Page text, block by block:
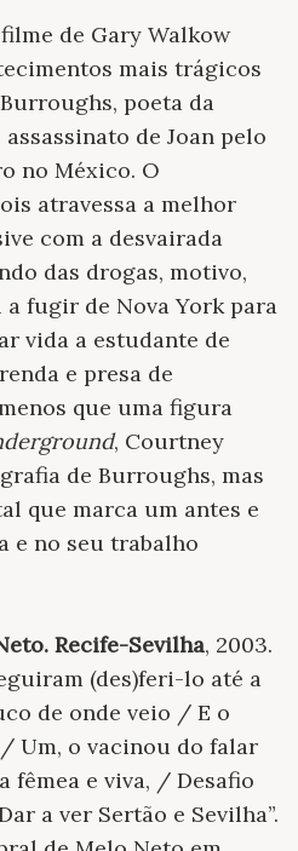
de Gary Walkow
mais trágicos
poeta da
de Joan pelo
no México. O
atravessa a melhor
com a desvairada
das drogas, motivo,
a fugir de Nova York para
vida a estudante de
e presa de
que uma figura
, Courtney
de Burroughs, mas
que marca um antes e
e no seu trabalho
Recife-Sevilha, 2003.
(des)feri-lo até a
de onde veio / E o
Um, o vacinou do falar
e viva, / Desafio
a ver Sertão e Sevilha”.